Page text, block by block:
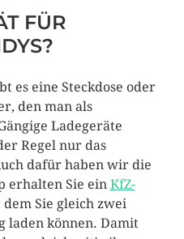
FÜR
es eine Steckdose oder
den man als
Ladegeräte
Regel nur das
dafür haben wir die
erhalten Sie ein KfZ-
Sie gleich zwei
laden können. Damit